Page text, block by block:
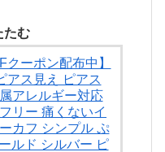
む
クーポン配布中】
アス見え ピアス
アレルギー対応
リー 痛くないイ
カフ シンプル ぷ
ルド シルバー ピ